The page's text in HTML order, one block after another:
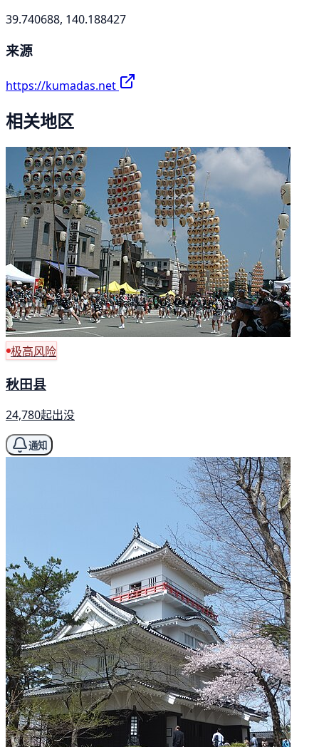
39.740688, 140.188427
来源
https://kumadas.net
相关地区
极高风险
秋田县
24,780起出没
通知